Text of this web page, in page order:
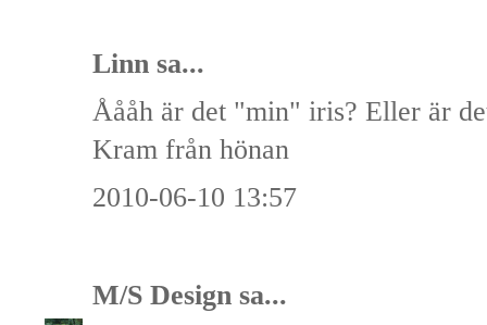
Linn sa...
Åååh är det "min" iris? Eller är
Kram från hönan
2010-06-10 13:57
M/S Design sa...